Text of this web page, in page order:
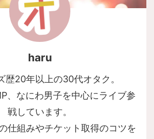
haru
歴20年以上の30代オタク。
、なにわ男子を中心にライブ参
戦しています。
仕組みやチケット取得のコツを